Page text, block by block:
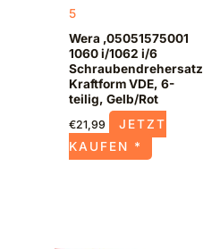
5
Wera ‚05051575001
1060 i/1062 i/6
Schraubendrehersatz
Kraftform VDE, 6-
teilig, Gelb/Rot
€21,99
JETZT
KAUFEN *